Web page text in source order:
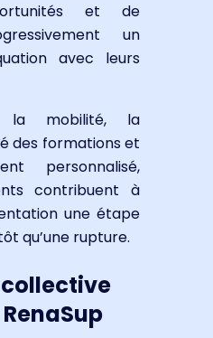
et de
un
avec leurs
la mobilité, la
des formations et
personnalisé,
contribuent à
une étape
qu’une rupture.